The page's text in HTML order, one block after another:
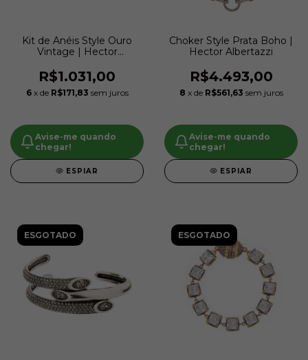
Kit de Anéis Style Ouro
Vintage | Hector
R$1.031,00
6 x de R$171,83 sem juros
Avise-me quando
chegar!
ESPIAR
Choker Style Prata Boho |
Hector Albertazzi
R$4.493,00
8 x de R$561,63 sem juros
Avise-me quando
chegar!
ESPIAR
ESGOTADO ESGOTADO